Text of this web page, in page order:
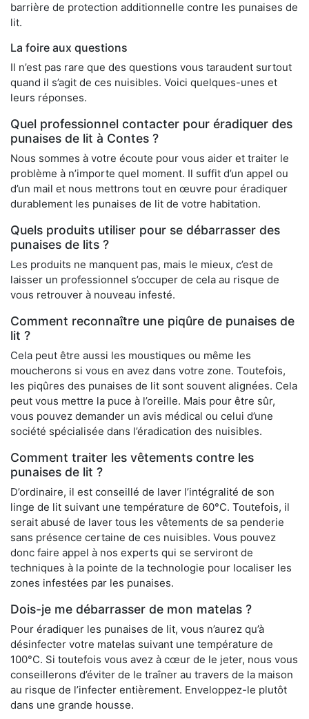
barrière de protection additionnelle contre les punaises de
lit.
La foire aux questions
Il n’est pas rare que des questions vous taraudent surtout
quand il s’agit de ces nuisibles. Voici quelques-unes et
leurs réponses.
Quel professionnel contacter pour éradiquer des
punaises de lit à Contes ?
Nous sommes à votre écoute pour vous aider et traiter le
problème à n’importe quel moment. Il suffit d’un appel ou
d’un mail et nous mettrons tout en œuvre pour éradiquer
durablement les punaises de lit de votre habitation.
Quels produits utiliser pour se débarrasser des
punaises de lits ?
Les produits ne manquent pas, mais le mieux, c’est de
laisser un professionnel s’occuper de cela au risque de
vous retrouver à nouveau infesté.
Comment reconnaître une piqûre de punaises de
lit ?
Cela peut être aussi les moustiques ou même les
moucherons si vous en avez dans votre zone. Toutefois,
les piqûres des punaises de lit sont souvent alignées. Cela
peut vous mettre la puce à l’oreille. Mais pour être sûr,
vous pouvez demander un avis médical ou celui d’une
société spécialisée dans l’éradication des nuisibles.
Comment traiter les vêtements contre les
punaises de lit ?
D’ordinaire, il est conseillé de laver l’intégralité de son
linge de lit suivant une température de 60°C. Toutefois, il
serait abusé de laver tous les vêtements de sa penderie
sans présence certaine de ces nuisibles. Vous pouvez
donc faire appel à nos experts qui se serviront de
techniques à la pointe de la technologie pour localiser les
zones infestées par les punaises.
Dois-je me débarrasser de mon matelas ?
Pour éradiquer les punaises de lit, vous n’aurez qu’à
désinfecter votre matelas suivant une température de
100°C. Si toutefois vous avez à cœur de le jeter, nous vous
conseillerons d’éviter de le traîner au travers de la maison
au risque de l’infecter entièrement. Enveloppez-le plutôt
dans une grande housse.